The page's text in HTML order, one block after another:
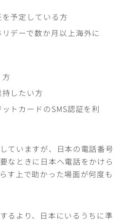
予定している方
デーで数か月以上海外に
したい方
トカードのSMS認証を利
ていますが、日本の電話番号
なときに日本へ電話をかけら
す上で助かった場面が何度も
るより、日本にいるうちに準